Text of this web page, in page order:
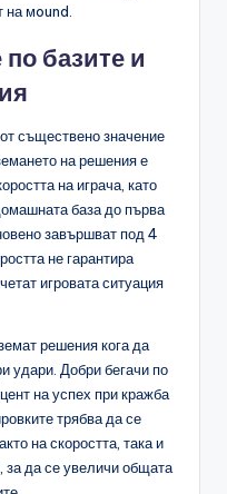
на мound.
базите и
съществено значение
на решения е
на играча, като
база до първа
завършват под 4
не гарантира
игровата ситуация
решения кога да
удари. Добри бегачи по
на успех при кражба
трябва да се
на скоростта, така и
за да се увеличи общата